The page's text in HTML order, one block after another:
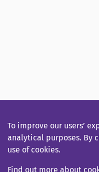
To improve our users’
analytical purposes. By
use of cookies.
Find out more about